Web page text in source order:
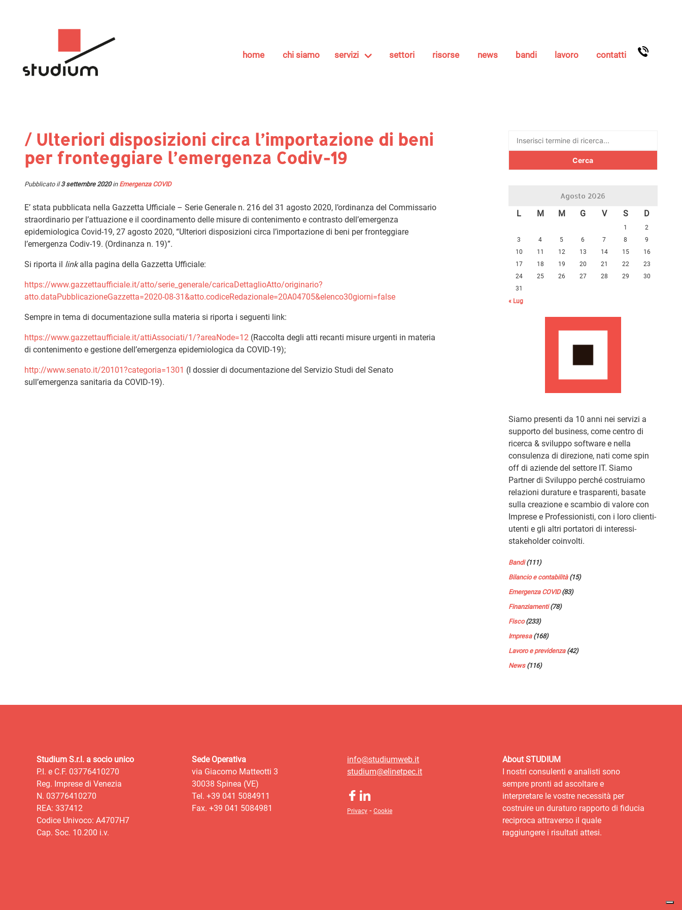
home chi siamo servizi settori risorse news bandi lavoro contatti
/ Ulteriori disposizioni circa l’importazione di beni
per fronteggiare l’emergenza Codiv-19
Pubblicato il3 settembre 2020in Emergenza COVID
E’ stata pubblicata nella Gazzetta Ufficiale – Serie Generale n. 216 del 31 agosto 2020, l’ordinanza del Commissario
straordinario per l’attuazione e il coordinamento delle misure di contenimento e contrasto dell’emergenza
epidemiologica Covid-19, 27 agosto 2020, “Ulteriori disposizioni circa l’importazione di beni per fronteggiare
l’emergenza Codiv-19. (Ordinanza n. 19)”.
Si riporta il linkalla pagina della Gazzetta Ufficiale:
https://www.gazzettaufficiale.it/atto/serie_generale/caricaDettaglioAtto/originario?
atto.dataPubblicazioneGazzetta=2020-08-31&atto.codiceRedazionale=20A04705&elenco30giorni=false
Sempre in tema di documentazione sulla materia si riporta i seguenti link:
https://www.gazzettaufficiale.it/attiAssociati/1/?areaNode=12 (Raccolta degli atti recanti misure urgenti in materia
di contenimento e gestione dell’emergenza epidemiologica da COVID-19);
http://www.senato.it/20101?categoria=1301 (I dossier di documentazione del Servizio Studi del Senato
sull’emergenza sanitaria da COVID-19).
Ricerca
Agosto 2026
L M M G V S D
1
2
3
4 5 6 7 8
9
10
11 12 13 14 15
16
17
18 19 20 21 22
23
24
25 26 27 28 29
30
31
« Lug
Siamo presenti da 10 anni nei servizi a
supporto del business, come centro di
ricerca & sviluppo software e nella
consulenza di direzione, nati come spin
off di aziende del settore IT. Siamo
Partner di Sviluppo perché costruiamo
relazioni durature e trasparenti, basate
sulla creazione e scambio di valore con
Imprese e Professionisti, con i loro clienti-
utenti e gli altri portatori di interessi-
stakeholder coinvolti.
Bandi(111)
Bilancio e contabilità(15)
Emergenza COVID(83)
Finanziamenti(78)
Fisco(233)
Impresa(168)
Lavoro e previdenza(42)
News(116)
Studium S.r.l. a socio unico
P.I. e C.F. 03776410270
Reg. Imprese di Venezia
N. 03776410270
REA: 337412
Codice Univoco: A4707H7
Cap. Soc. 10.200 i.v.
Sede Operativa
via Giacomo Matteotti 3
30038 Spinea (VE)
Tel. +39 041 5084911
Fax. +39 041 5084981
info@studiumweb.it
studium@elinetpec.it
Privacy - Cookie
About STUDIUM
I nostri consulenti e analisti sono
sempre pronti ad ascoltare e
interpretare le vostre necessità per
costruire un duraturo rapporto di fiducia
reciproca attraverso il quale
raggiungere i risultati attesi.